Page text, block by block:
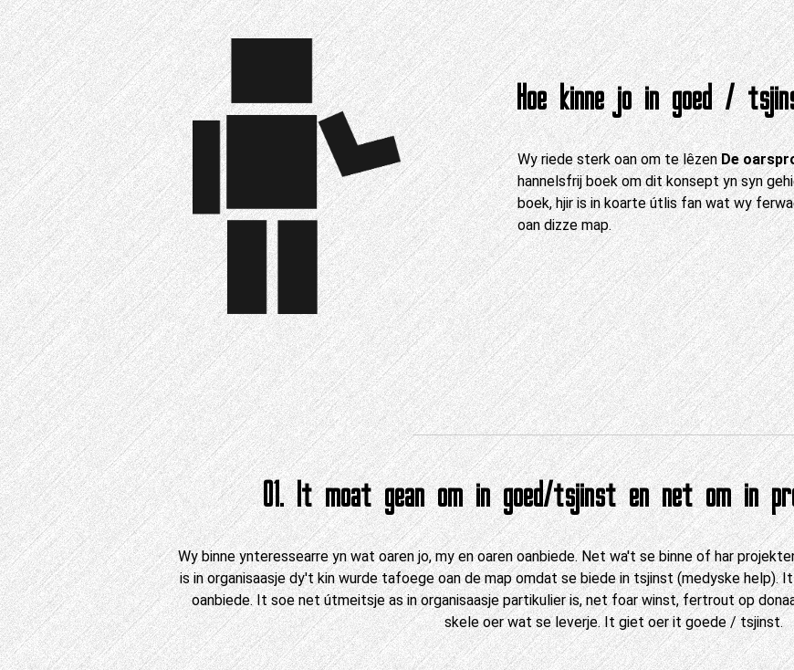
Hoe kinne jo in goed /
Wy riede sterk oan om te lêzenDe
hannelsfrij boek om dit konsept yn syn
boek, hjir is in koarte útlis fan wat wy
oan dizze map.
01. It moat gean om in goed/tsjinst en net om in
Wy binne ynteressearre yn wat oaren jo, my en oaren oanbiede. Net wa't se binne of har
is in organisaasje dy't kin wurde tafoege oan de map omdat se biede in tsjinst (medyske
oanbiede. It soe net útmeitsje as in organisaasje partikulier is, net foar winst, fertrout op
skele oer wat se leverje. It giet oer it goede / tsjinst.